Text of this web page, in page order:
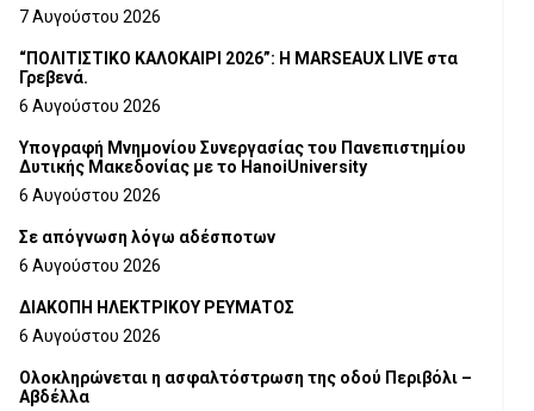
7 Αυγούστου 2026
“ΠΟΛΙΤΙΣΤΙΚΟ ΚΑΛΟΚΑΙΡΙ 2026”: Η MARSEAUX LIVE στα
Γρεβενά.
6 Αυγούστου 2026
Υπογραφή Μνημονίου Συνεργασίας του Πανεπιστημίου
Δυτικής Μακεδονίας με το HanoiUniversity
6 Αυγούστου 2026
Σε απόγνωση λόγω αδέσποτων
6 Αυγούστου 2026
ΔΙΑΚΟΠΗ ΗΛΕΚΤΡΙΚΟΥ ΡΕΥΜΑΤΟΣ
6 Αυγούστου 2026
Ολοκληρώνεται η ασφαλτόστρωση της οδού Περιβόλι –
Αβδέλλα